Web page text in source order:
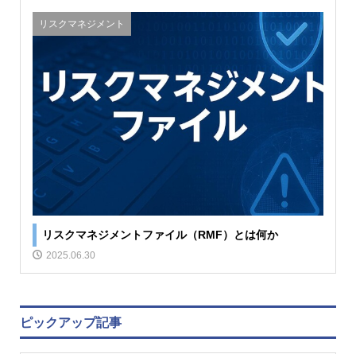
リスクマネジメント
リスクマネジメントファイル（RMF）とは何か
2025.06.30
ピックアップ記事